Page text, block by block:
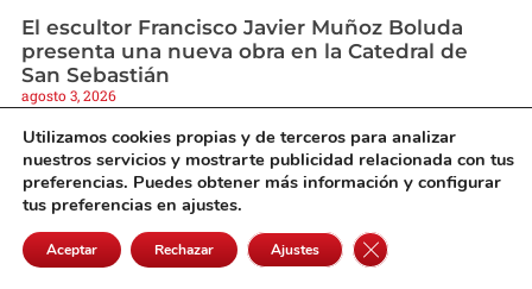
El escultor Francisco Javier Muñoz Boluda
presenta una nueva obra en la Catedral de
San Sebastián
agosto 3, 2026
Utilizamos cookies propias y de terceros para analizar
nuestros servicios y mostrarte publicidad relacionada con tus
preferencias. Puedes obtener más información y configurar
tus preferencias en ajustes.
Aceptar Rechazar Ajustes Cerrar el banner de